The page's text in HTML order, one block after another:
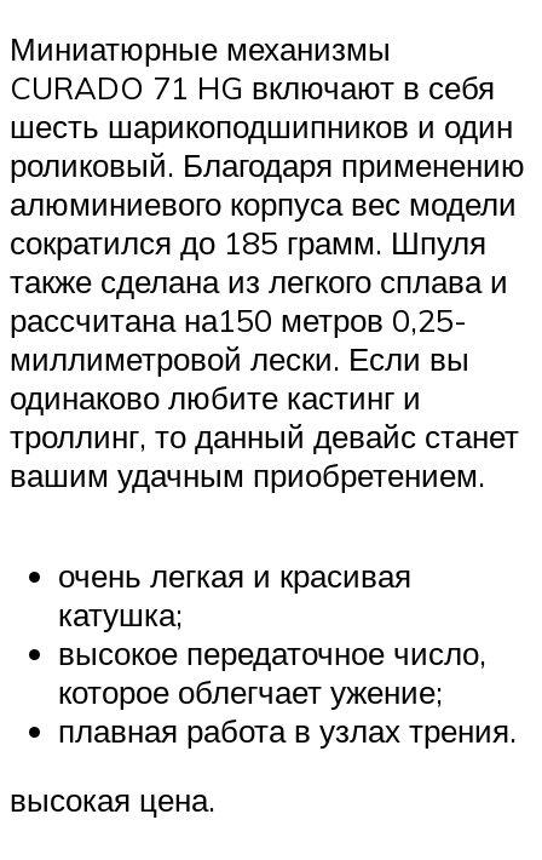
Миниатюрные механизмы
CURADO 71 HG включают в себя
шесть шарикоподшипников и один
роликовый. Благодаря применению
алюминиевого корпуса вес модели
сократился до 185 грамм. Шпуля
также сделана из легкого сплава и
рассчитана на150 метров 0,25-
миллиметровой лески. Если вы
одинаково любите кастинг и
троллинг, то данный девайс станет
вашим удачным приобретением.
очень легкая и красивая
катушка;
высокое передаточное число,
которое облегчает ужение;
плавная работа в узлах трения.
высокая цена.